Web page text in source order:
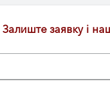
Залиште заявку і